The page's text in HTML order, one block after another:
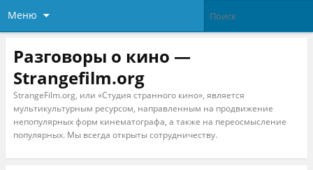
Меню
Разговоры о кино —
Strangefilm.org
StrangeFilm.org, или «Студия странного кино», является
мультикультурным ресурсом, направленным на продвижение
непопулярных форм кинематографа, а также на переосмысление
популярных. Мы всегда открыты сотрудничеству.